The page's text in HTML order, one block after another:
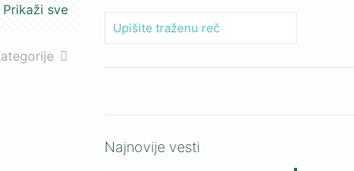
Prikaži sve
Najnovije vesti